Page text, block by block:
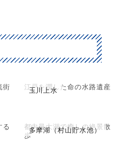
街
玉川上水
江戸を潤した命の水路遺産
る
多摩湖（村山貯水池）
都内最大湖で癒しの絶景散
歩